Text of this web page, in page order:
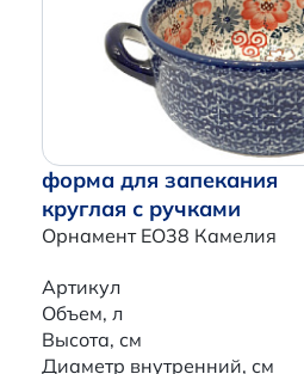
форма для запекания
круглая с ручками
Орнамент EO38 Камелия
Артикул
Объем, л
Высота, см
Диаметр внутренний, см